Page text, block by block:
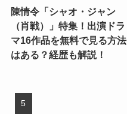
陳情令「シャオ・ジャン
（肖戦）」特集！出演ドラ
マ16作品を無料で見る方法
はある？経歴も解説！